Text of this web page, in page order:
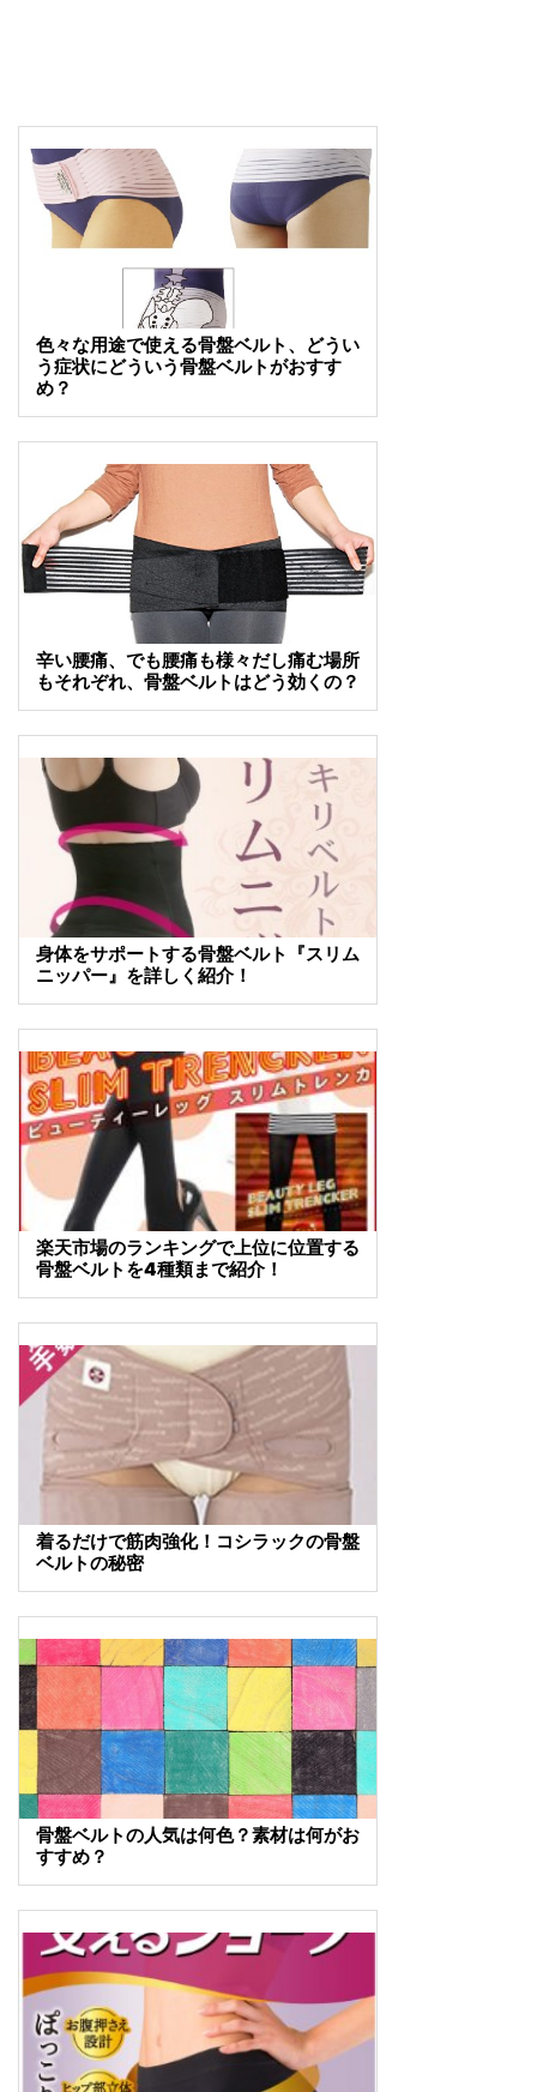
色々な用途で使える骨盤ベルト、どうい
う症状にどういう骨盤ベルトがおすす
め？
辛い腰痛、でも腰痛も様々だし痛む場所
もそれぞれ、骨盤ベルトはどう効くの？
身体をサポートする骨盤ベルト『スリム
ニッパー』を詳しく紹介！
楽天市場のランキングで上位に位置する
骨盤ベルトを4種類まで紹介！
着るだけで筋肉強化！コシラックの骨盤
ベルトの秘密
骨盤ベルトの人気は何色？素材は何がお
すすめ？